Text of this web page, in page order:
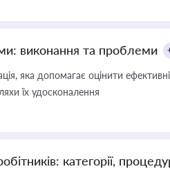
виконання та проблеми
яка допомагає оцінити
їх удосконалення
категорії,